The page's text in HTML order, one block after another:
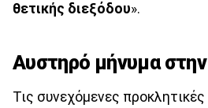
θετικής διεξόδου».
Αυστηρό μήνυμα
Τις συνεχόμενες προκλητικές